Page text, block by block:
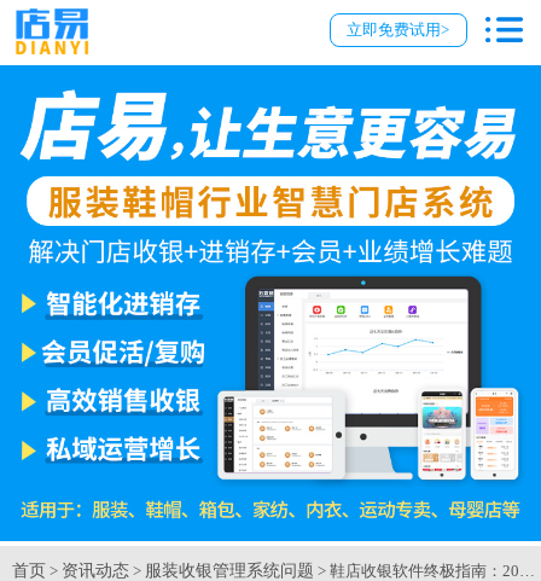
立即免费试用>
首页 > 资讯动态 > 服装收银管理系统问题 > 鞋店收银软件终极指南：